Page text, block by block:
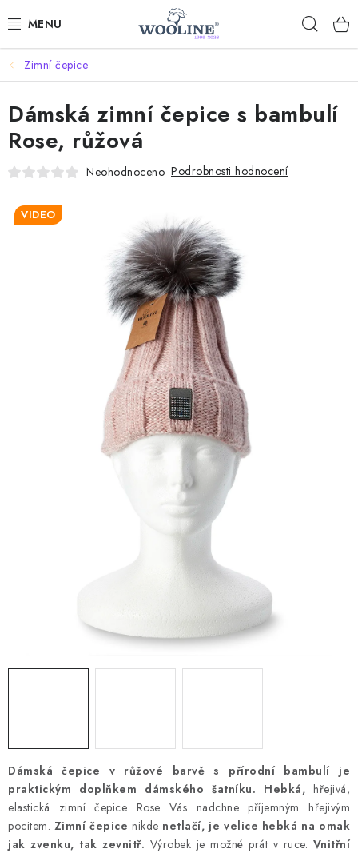
na
AKCE %
DÁRKOVÉ POUKAZY
OBLEČENÍ
SAUNA A ZDRAVÍ
Hodnocení obchodu
FAQ
Zimní čepice
Dámská čepice v růžové barvě s přírodní bambulí je
praktickým doplňkem dámského šatníku. Hebká, hřejivá,
elastická zimní čepice Rose Vás nadchne příjemným hřejivým
pocitem. Zimní čepice nikde netlačí, je velice hebká na omak
jak zvenku, tak zevnitř. Výrobek je možné prát v ruce. Vnitřní
Dámská zimní čepice s bambulí
Rose, růžová
Neohodnoceno Podrobnosti hodnocení
VIDEO